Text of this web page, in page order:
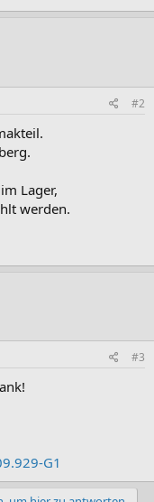
#2
Lager,
werden.
#3
G1